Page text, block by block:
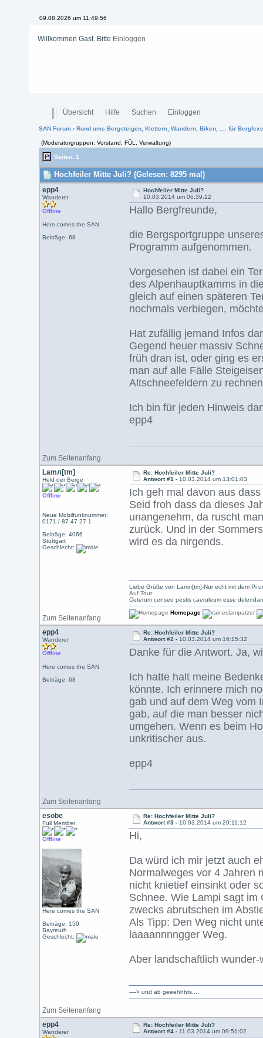
09.08.2026 um 11:49:56
Willkommen Gast. Bitte Einloggen
Übersicht Hilfe Suchen Einloggen
SAN Forum › Rund ums Bergsteigen, Klettern, Wandern, Biken, .... für
(Moderatorgruppen: Vorstand, FÜL, Verwaltung)
Seiten: 1
Hochfeiler Mitte Juli? (Gelesen: 8295 mal)
epp4
Wanderer
Offline
Here comes the SAN
Beiträge: 68
Hochfeiler Mitte Juli?
10.03.2014 um 06:39:12
Hallo Bergfreunde,
die Bergsportgruppe
Programm aufgenommen.
Vorgesehen ist dabei ein
des Alpenhauptkamms in
gleich auf einen späteren
nochmals verbiegen,
Hat zufällig jemand Infos
Gegend heuer massiv
früh dran ist, oder ging es
man auf alle Fälle
Altschneefeldern zu
Ich bin für jeden Hinweis
epp4
Zum Seitenanfang
Lamл[tm]
Held der Berge
Offline
Neue Mobilfunknummer:
0171 / 87 47 27 1
Beiträge: 4066
Stuttgart
Geschlecht:
Re: Hochfeiler Mitte Juli?
Antwort #1 - 10.03.2014 um 13:01:03
Ich geh mal davon aus
Seid froh dass da dieses
unangenehm, da ruscht
zurück. Und in der
wird es da nirgends.
Zum Seitenanfang
Liebe Grüße von Lamл[tm]-Nur echt mit dem Pi
Auf Tour
Ceterum censeo pestis caeruleum esse
Homepage
epp4
Wanderer
Offline
Here comes the SAN
Beiträge: 68
Re: Hochfeiler Mitte Juli?
Antwort #2 - 10.03.2014 um 16:15:32
Danke für die Antwort. Ja,
Ich hatte halt meine
könnte. Ich erinnere mich
gab und auf dem Weg vom
gab, auf die man besser
umgehen. Wenn es beim
unkritischer aus.
epp4
Zum Seitenanfang
esobe
Full Member
Offline
Here comes the SAN
Beiträge: 150
Bayreuth
Geschlecht:
Re: Hochfeiler Mitte Juli?
Antwort #3 - 10.03.2014 um 20:11:12
Hi,
Da würd ich mir jetzt auch
Normalweges vor 4 Jahren
nicht knietief einsinkt oder
Schnee. Wie Lampi sagt
zwecks abrutschen im
Als Tipp: Den Weg nicht
laaaannnngger Weg.
Aber landschaftlich wunder-
Zum Seitenanfang
----> und ab geeehhhts....
epp4
Wanderer
Re: Hochfeiler Mitte Juli?
Antwort #4 - 11.03.2014 um 09:51:02